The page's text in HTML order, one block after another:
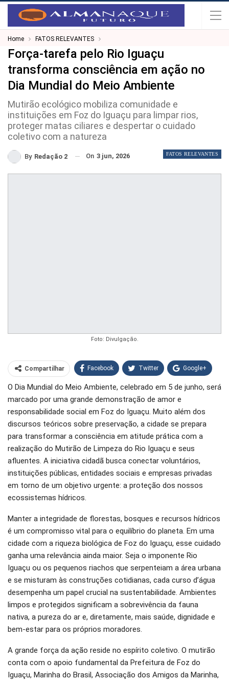
Home FATOS RELEVANTES
Força-tarefa pelo Rio Iguaçu
transforma consciência em ação no
Dia Mundial do Meio Ambiente
Mutirão ecológico mobiliza comunidade e
instituições em Foz do Iguaçu para limpar rios,
proteger matas ciliares e despertar o cuidado
coletivo com a natureza
FATOS RELEVANTES
By Redação 2 On 3 jun, 2026
Foto: Divulgação.
Compartilhar Facebook Twitter Google+
WhatsApp Pinterest
O email
O Dia Mundial do Meio Ambiente, celebrado em 5 de junho, será
marcado por uma grande demonstração de amor e
responsabilidade social em Foz do Iguaçu. Muito além dos
discursos teóricos sobre preservação, a cidade se prepara
para transformar a consciência em atitude prática com a
realização do Mutirão de Limpeza do Rio Iguaçu e seus
afluentes. A iniciativa cidadã busca conectar voluntários,
instituições públicas, entidades sociais e empresas privadas
em torno de um objetivo urgente: a proteção dos nossos
ecossistemas hídricos.
Manter a integridade de florestas, bosques e recursos hídricos
é um compromisso vital para o equilíbrio do planeta. Em uma
cidade com a riqueza biológica de Foz do Iguaçu, esse cuidado
ganha uma relevância ainda maior. Seja o imponente Rio
Iguaçu ou os pequenos riachos que serpenteiam a área urbana
e se misturam às construções cotidianas, cada curso d’água
desempenha um papel crucial na sustentabilidade. Ambientes
limpos e protegidos significam a sobrevivência da fauna
nativa, a pureza do ar e, diretamente, mais saúde, dignidade e
bem-estar para os próprios moradores.
A grande força da ação reside no espírito coletivo. O mutirão
conta com o apoio fundamental da Prefeitura de Foz do
Iguaçu, Marinha do Brasil, Associação dos Amigos da Marinha,